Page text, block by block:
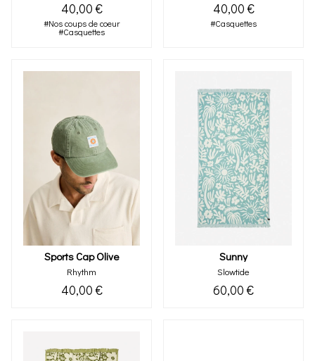
40,00 €
#Nos coups de coeur
#Casquettes
40,00 €
#Casquettes
Sports Cap Olive
Rhythm
40,00 €
Sunny
Slowtide
60,00 €